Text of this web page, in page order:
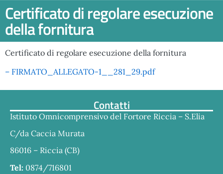
Certificato di regolare esecuzione
della fornitura
Certificato di regolare esecuzione della fornitura
– FIRMATO_ALLEGATO-1__281_29.pdf
Contatti
Istituto Omnicomprensivo del Fortore Riccia – S.Elia
C/da Caccia Murata
86016 – Riccia (CB)
Tel: 0874/716801